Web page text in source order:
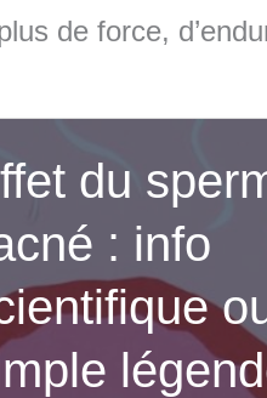
de force,
du
: info